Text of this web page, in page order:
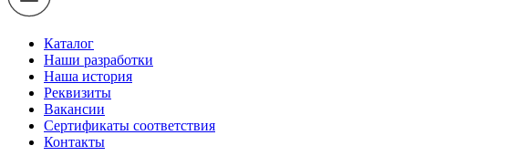
Каталог
Наши разработки
Наша история
Реквизиты
Вакансии
Сертификаты соответствия
Контакты